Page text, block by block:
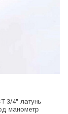
3/4" латунь
манометр